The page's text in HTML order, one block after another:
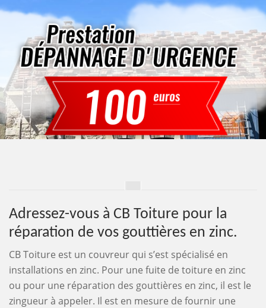
Adressez-vous à CB Toiture pour la
réparation de vos gouttières en zinc.
CB Toiture est un couvreur qui s’est spécialisé en
installations en zinc. Pour une fuite de toiture en zinc
ou pour une réparation des gouttières en zinc, il est le
zingueur à appeler. Il est en mesure de fournir une